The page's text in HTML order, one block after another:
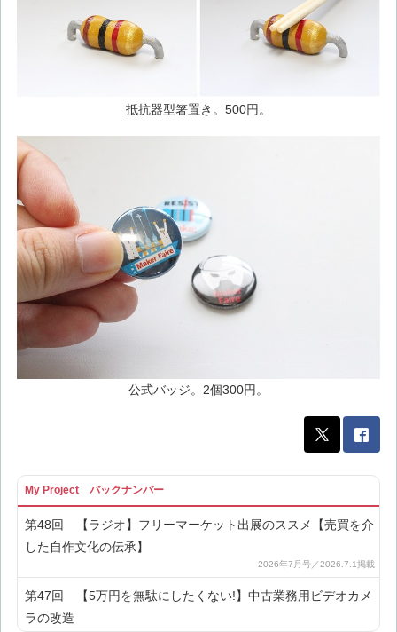
抵抗器型箸置き。500円。
公式バッジ。2個300円。
My Project バックナンバー
第48回 【ラジオ】フリーマーケット出展のススメ【売買を介
した自作文化の伝承】
第47回 【5万円を無駄にしたくない!】中古業務用ビデオカメ
ラの改造